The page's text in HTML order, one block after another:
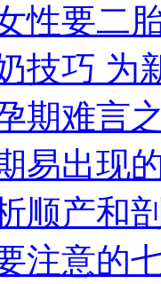
性要二
技巧 为
期难言
易出现
顺产和
注意的